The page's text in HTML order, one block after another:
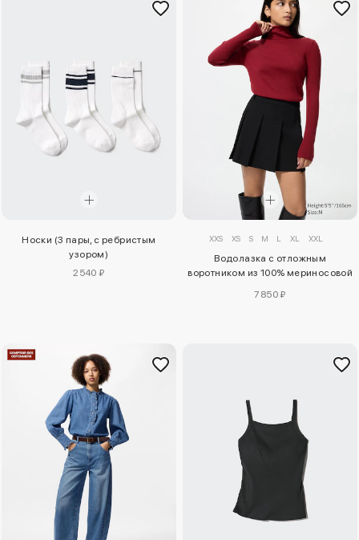
Носки (3 пары, с ребристым
узором)
2540 ₽
XXS XS S M L XL XXL
Водолазка с отложным
воротником из 100% мериносовой
7850 ₽